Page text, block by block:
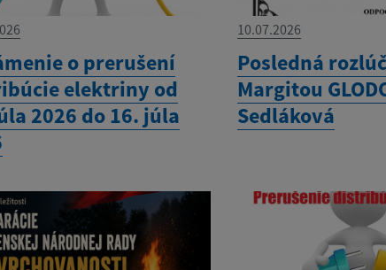
o prerušení
elektriny od
2026 do 16. júla
10.07.2026
Posledná
Margitou
Sedláková